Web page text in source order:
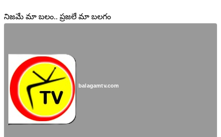
నిజమే మా బలం.. ప్రజలే మా బలగం
balagamtv.com